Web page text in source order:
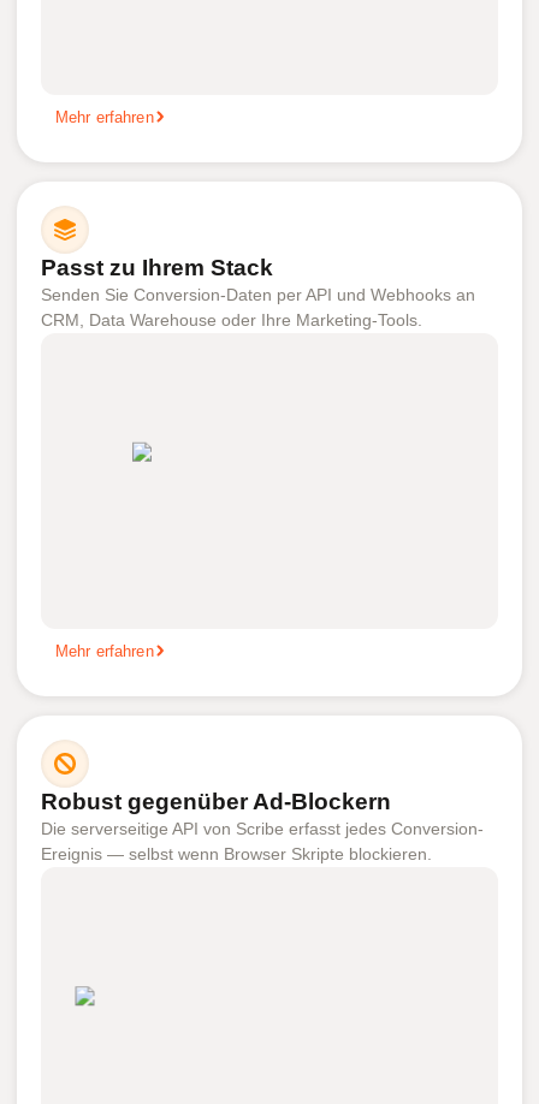
Mehr erfahren
Passt zu Ihrem Stack
Senden Sie Conversion-Daten per API und Webhooks an
CRM, Data Warehouse oder Ihre Marketing-Tools.
Mehr erfahren
Robust gegenüber Ad-Blockern
Die serverseitige API von Scribe erfasst jedes Conversion-
Ereignis — selbst wenn Browser Skripte blockieren.